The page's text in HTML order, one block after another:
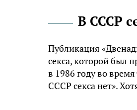
В СССР
Публикация
секса, которой был
в 1986 году во
СССР секса нет».